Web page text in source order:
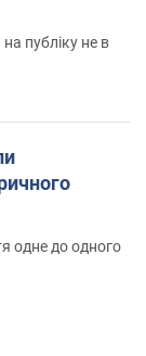
публіку не в
одне до одного